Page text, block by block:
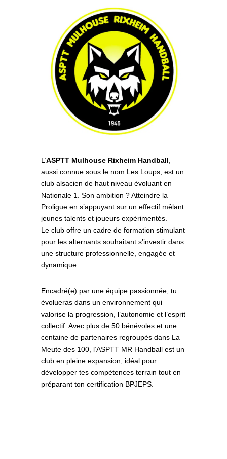
L’ASPTT Mulhouse Rixheim Handball
aussi connue sous le nom Les Loups, est un
club alsacien de haut niveau évoluant en
Nationale 1. Son ambition ? Atteindre la
Proligue en s’appuyant sur un effectif mêlant
jeunes talents et joueurs expérimentés.
Le club offre un cadre de formation stimulant
pour les alternants souhaitant s’investir dans
une structure professionnelle, engagée et
dynamique.
Encadré(e) par une équipe passionnée, tu
évolueras dans un environnement qui
valorise la progression, l’autonomie et l’esprit
collectif. Avec plus de 50 bénévoles et une
centaine de partenaires regroupés dans La
Meute des 100, l’ASPTT MR Handball est un
club en pleine expansion, idéal pour
développer tes compétences terrain tout en
préparant ton certification BPJEPS.